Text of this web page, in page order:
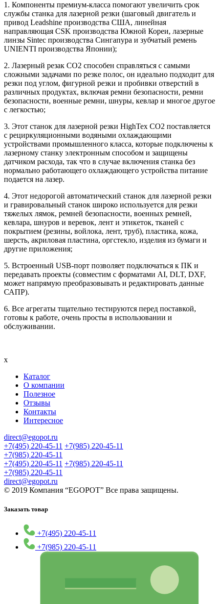
1. Компоненты премиум-класса помогают увеличить срок
службы станка для лазерной резки (шаговый двигатель и
привод Leadshine производства США, линейная
направляющая CSK производства Южной Кореи, лазерные
линзы Sintec производства Сингапура и зубчатый ремень
UNIENTI производства Японии);
2. Лазерный резак CO2 способен справляться с самыми
сложными задачами по резке полос, он идеально подходит для
резки под углом, фигурной резки и пробивки отверстий в
различных продуктах, включая ремни безопасности, ремни
безопасности, военные ремни, шнуры, кевлар и многое другое
с легкостью;
3. Этот станок для лазерной резки HighTex CO2 поставляется
с рециркуляционными водяными охлаждающими
устройствами промышленного класса, которые подключены к
лазерному станку электронным способом и защищены
датчиком расхода, так что в случае включения станка без
нормально работающего охлаждающего устройства питание
подается на лазер.
4. Этот недорогой автоматический станок для лазерной резки
и гравировальный станок широко используется для резки
тяжелых лямок, ремней безопасности, военных ремней,
кевлара, шнуров и веревок, лент и этикеток, тканей с
покрытием (резины, войлока, лент, труб), пластика, кожа,
шерсть, акриловая пластина, оргстекло, изделия из бумаги и
другие приложения;
5. Встроенный USB-порт позволяет подключаться к ПК и
передавать проекты (совместим с форматами AI, DLT, DXF,
может напрямую преобразовывать и редактировать данные
САПР).
6. Все агрегаты тщательно тестируются перед поставкой,
готовы к работе, очень просты в использовании и
обслуживании.
x
Каталог
О компании
Полезное
Отзывы
Контакты
Интересное
direct@egopot.ru
+7(495) 220-45-11 +7(985) 220-45-11
+7(985) 220-45-11
+7(495) 220-45-11 +7(985) 220-45-11
+7(985) 220-45-11
direct@egopot.ru
© 2019 Компания “EGOPOT” Все права защищены.
Заказать товар
+7(495) 220-45-11
+7(985) 220-45-11